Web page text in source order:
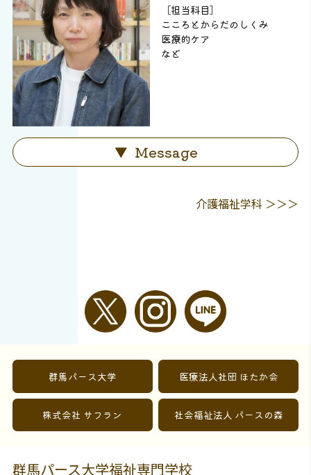
［担当科目］
こころとからだのしくみ
医療的ケア
など
Message
介護福祉学科 ＞＞＞
群馬パース大学 医療法人社団 ほたか会
株式会社 サフラン 社会福祉法人 パースの森
群馬パース大学福祉専門学校